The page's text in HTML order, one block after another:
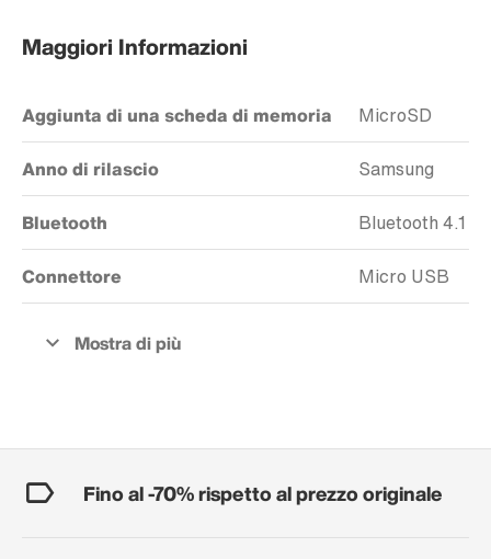
Maggiori Informazioni
Aggiunta di una scheda di memoria MicroSD
Anno di rilascio Samsung
Bluetooth Bluetooth 4.1
Connettore Micro USB
Fino al -70% rispetto al prezzo originale